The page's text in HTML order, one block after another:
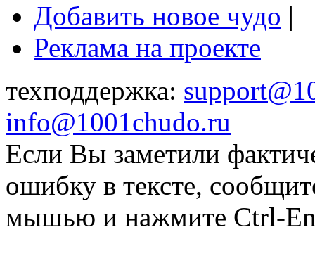
Добавить новое чудо |
Реклама на проекте
техподдержка:
info@1001chudo.ru
Если Вы заметили
ошибку в тексте,
мышью и нажмите Ctrl-